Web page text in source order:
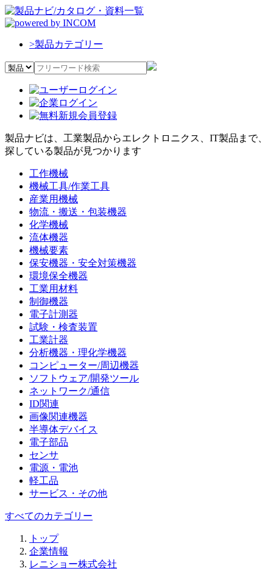
>製品カテゴリー
製品ナビは、工業製品からエレクトロニクス、IT製品まで、
探している製品が見つかります
工作機械
機械工具/作業工具
産業用機械
物流・搬送・包装機器
化学機械
流体機器
機械要素
保安機器・安全対策機器
環境保全機器
工業用材料
制御機器
電子計測器
試験・検査装置
工業計器
分析機器・理化学機器
コンピューター/周辺機器
ソフトウェア/開発ツール
ネットワーク/通信
ID関連
画像関連機器
半導体デバイス
電子部品
センサ
電源・電池
軽工品
サービス・その他
すべてのカテゴリー
トップ
企業情報
レニショー株式会社